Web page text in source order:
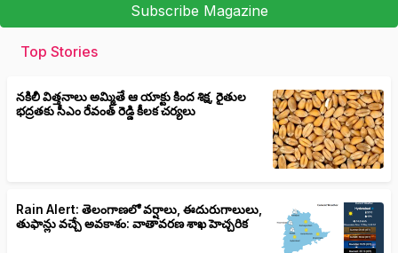
Subscribe Magazine
Top Stories
నకిలీ విత్తనాలు అమ్మితే ఆ యాక్టు కింద శిక్ష, రైతుల
భద్రతకు సీఎం రేవంత్ రెడ్డి కీలక చర్యలు
Rain Alert: తెలంగాణలో వర్షాలు, ఈదురుగాలులు,
తుఫాన్లు వచ్చే అవకాశం: వాతావరణ శాఖ హెచ్చరిక